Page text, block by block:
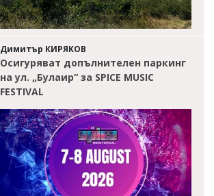
Димитър КИРЯКОВ
Осигуряват допълнителен паркинг
на ул. „Булаир“ за SPICE MUSIC
FESTIVAL